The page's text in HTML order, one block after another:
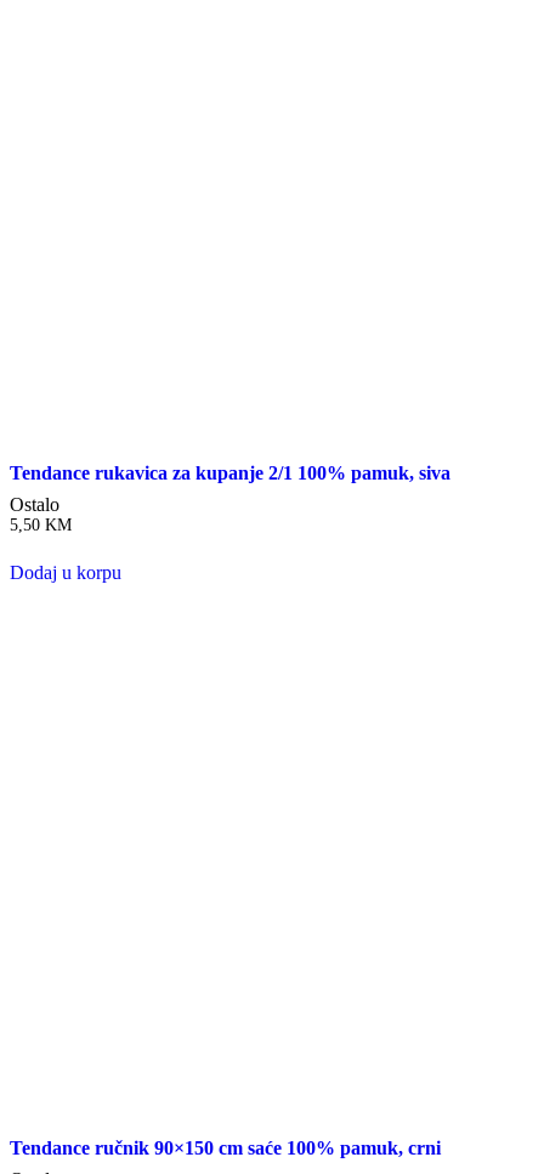
Tendance rukavica za kupanje 2/1 100% pamuk, siva
Ostalo
5,50 KM
Dodaj u korpu
Tendance ručnik 90×150 cm saće 100% pamuk, crni